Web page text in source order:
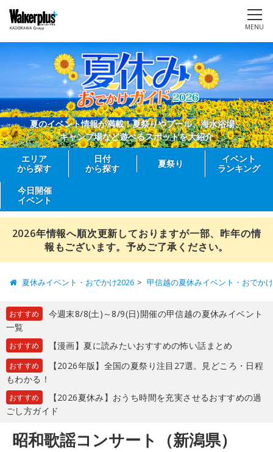
MENU
夏のイベント情報が満載！夏祭りやプール、海水浴場、
キャンプ場など遊べるスポットを大紹介
エリア
から探す
日付
から探す
夏祭り
イベント
ランキング
今日開催
イベント
2026年情報へ順次更新しておりますが一部、昨年の情
報もございます。予めご了承ください。
夏休みイベント・おでかけ2026 甲信越の夏休みイベント・おでか
おすすめ
今週末8/8(土)～8/9(日)開催の甲信越の夏休みイベント
一覧
おすすめ 【漫画】夏に読みたいおすすめの怖い話まとめ
おすすめ
【2026年版】全国の夏祭り注目27選。見どころ・日程
もわかる！
おすすめ
【2026夏休み】おうち時間を充実させるおすすめの過
ごし方ガイド
昭和歌謡コンサート（新潟県）